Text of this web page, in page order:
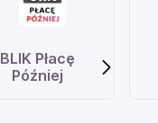
BLIK Płacę
Później